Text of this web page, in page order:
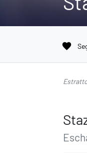
favorite